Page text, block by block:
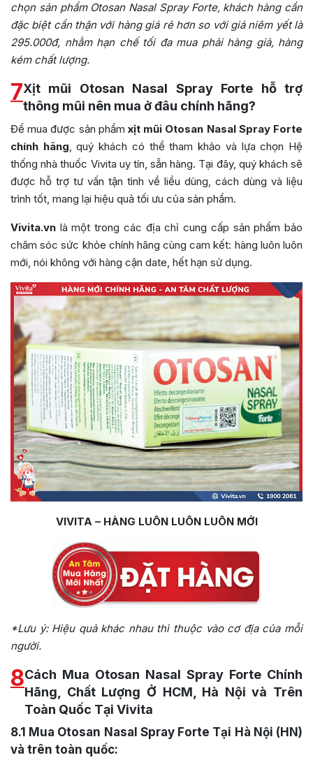
chọn sản phẩm Otosan Nasal Spray Forte, khách hàng cần
đặc biệt cẩn thận với hàng giá rẻ hơn so với giá niêm yết là
295.000đ, nhằm hạn chế tối đa mua phải hàng giả, hàng
kém chất lượng.
7Xịt mũi Otosan Nasal Spray Forte hỗ trợ
thông mũi nên mua ở đâu chính hãng?
Để mua được sản phẩm xịt mũi Otosan Nasal Spray Forte
chính hãng, quý khách có thể tham khảo và lựa chọn Hệ
thống nhà thuốc Vivita uy tín, sẵn hàng. Tại đây, quý khách sẽ
được hỗ trợ tư vấn tận tình về liều dùng, cách dùng và liệu
trình tốt, mang lại hiệu quả tối ưu của sản phẩm.
Vivita.vn là một trong các địa chỉ cung cấp sản phẩm bảo
chăm sóc sức khỏe chính hãng cùng cam kết: hàng luôn luôn
mới, nói không với hàng cận date, hết hạn sử dụng.
VIVITA – HÀNG LUÔN LUÔN LUÔN MỚI
*Lưu ý: Hiệu quả khác nhau thì thuộc vào cơ địa của mỗi
người.
8Cách Mua Otosan Nasal Spray Forte Chính
Hãng, Chất Lượng Ở HCM, Hà Nội và Trên
Toàn Quốc Tại Vivita
8.1 Mua Otosan Nasal Spray Forte Tại Hà Nội (HN)
và trên toàn quốc: